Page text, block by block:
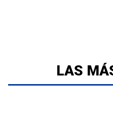
LAS